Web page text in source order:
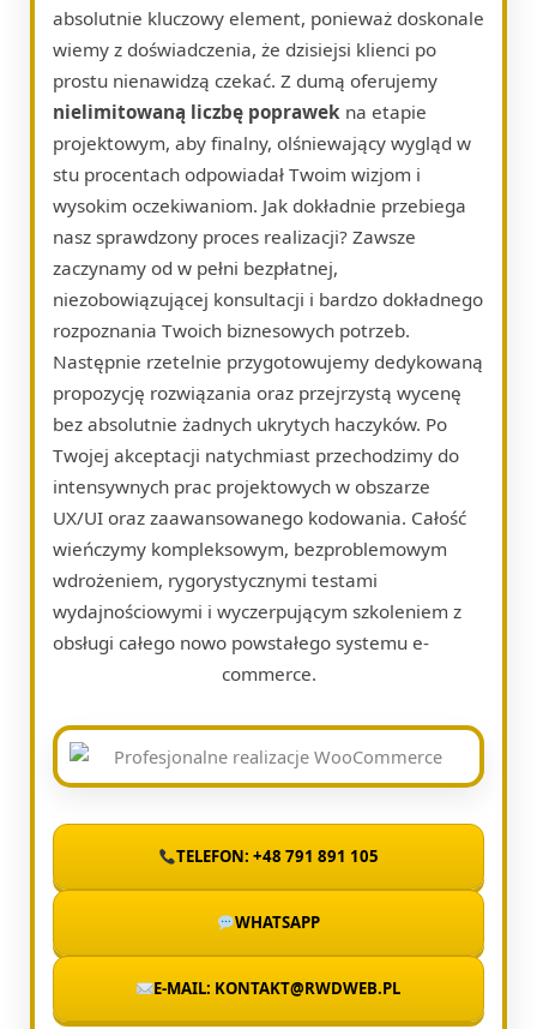
absolutnie kluczowy element, ponieważ doskonale
wiemy z doświadczenia, że dzisiejsi klienci po
prostu nienawidzą czekać. Z dumą oferujemy
nielimitowaną liczbę poprawek na etapie
projektowym, aby finalny, olśniewający wygląd w
stu procentach odpowiadał Twoim wizjom i
wysokim oczekiwaniom. Jak dokładnie przebiega
nasz sprawdzony proces realizacji? Zawsze
zaczynamy od w pełni bezpłatnej,
niezobowiązującej konsultacji i bardzo dokładnego
rozpoznania Twoich biznesowych potrzeb.
Następnie rzetelnie przygotowujemy dedykowaną
propozycję rozwiązania oraz przejrzystą wycenę
bez absolutnie żadnych ukrytych haczyków. Po
Twojej akceptacji natychmiast przechodzimy do
intensywnych prac projektowych w obszarze
UX/UI oraz zaawansowanego kodowania. Całość
wieńczymy kompleksowym, bezproblemowym
wdrożeniem, rygorystycznymi testami
wydajnościowymi i wyczerpującym szkoleniem z
obsługi całego nowo powstałego systemu e-
commerce.
TELEFON: +48 791 891 105
WHATSAPP
E-MAIL: KONTAKT@RWDWEB.PL